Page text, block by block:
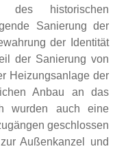
des historischen
Sanierung der
der Identität
der Sanierung von
Heizungsanlage der
Anbau an das
wurden auch eine
geschlossen
Außenkanzel und